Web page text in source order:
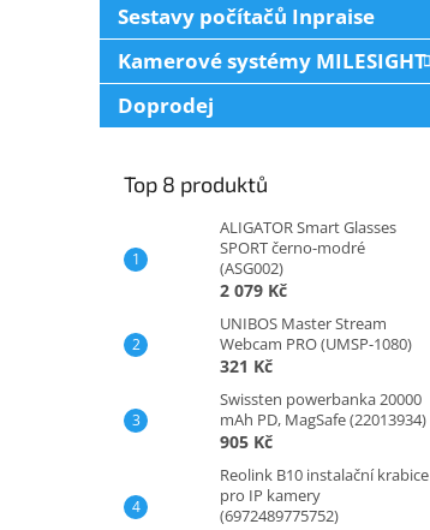
Sestavy počítačů Inpraise
Kamerové systémy MILESIGHT
Doprodej
Top 8 produktů
ALIGATOR Smart Glasses
SPORT černo-modré
(ASG002)
2 079 Kč
UNIBOS Master Stream
Webcam PRO (UMSP-1080)
321 Kč
Swissten powerbanka 20000
mAh PD, MagSafe (22013934)
905 Kč
Reolink B10 instalační krabice
pro IP kamery
(6972489775752)